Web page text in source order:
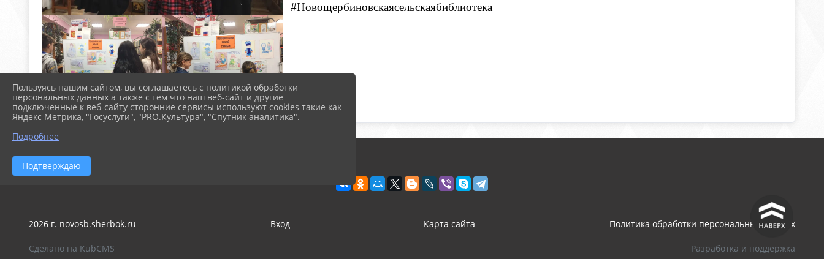
#Новощербиновскаясельскаябиблиотека
^
2026 г. novosb.sherbok.ru Вход Карта сайта Политика обработки персональных данных
Сделано на KubCMS Разработка и поддержка
Пользуясь нашим сайтом, вы соглашаетесь с политикой обработки
персональных данных а также с тем что наш веб-сайт и другие
подключенные к веб-сайту сторонние сервисы используют cookies такие как
Яндекс Метрика, "Госуслуги", "PRO.Культура", "Спутник аналитика".
Подробнее
Подтверждаю